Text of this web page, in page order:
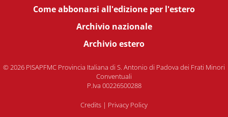
Come abbonarsi all'edizione per l'estero
Archivio nazionale
Archivio estero
© 2026 PISAPFMC Provincia Italiana di S. Antonio di Padova dei Frati Minori
Conventuali
P.Iva 00226500288
Credits | Privacy Policy